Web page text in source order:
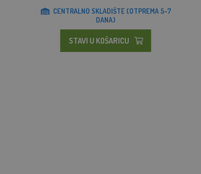
CENTRALNO SKLADIŠTE (OTPREMA 5-7
DANA)
STAVI U KOŠARICU